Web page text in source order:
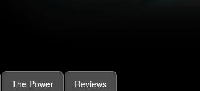
The Power Reviews